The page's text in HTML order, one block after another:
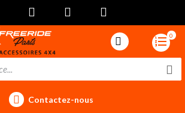
0
Contactez-nous